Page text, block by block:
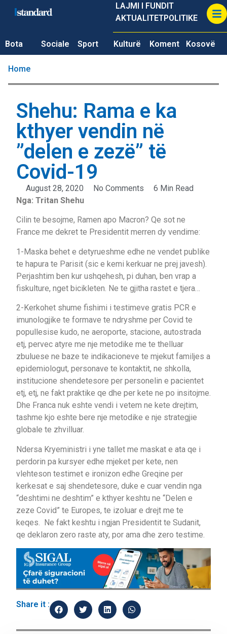
LAJMI I FUNDIT
AKTUALITETPOLITIKE
Bota Sociale Sport Kulturë Koment Kosovë
Home
Shehu: Rama e ka
kthyer vendin në
”delen e zezë” të
Covid-19
August 28, 2020 No Comments
6 Min Read
Nga: Tritan Shehu
Cilin te besojme, Ramen apo Macron? Qe sot ne
France me dekret te Presidentit merren dy vendime:
1-Maska behet e detyrueshme edhe ne vendet publike
te hapura te Parisit (sic e kemi kerkuar ne prej javesh).
Perjashtim ben kur ushqehesh, pi duhan, ben vrap a
fiskulture, nget bicikleten. Ne te gjitha rastet e tjera…
2-Kerkohet shume fishimi i testimeve gratis PCR e
imunologjike te formave te ndryshme per Covid te
popullesise kudo, ne aeroporte, stacione, autostrada
etj, pervec atyre me nje metodike me te thelluar
zbuluese ne baze te indikacioneve te mjekut familjes a
epidemiologut, personave te kontaktit, ne shkolla,
institucione shendetesore per personelin e pacientet
etj, etj, ne fakt praktike qe dhe per kete ne po insitojme.
Dhe Franca nuk eshte vendi i vetem ne kete drejtim,
tashme kjo eshte bere nje metodike e nje strategjie
globale te zhvilluar.
Ndersa Kryeministri i yne tallet me maskat e ata qe i
perdorin pa kursyer edhe mjeket per kete, nen
vlehteson testimet e ironizon edhe Greqine per
kerkesat e saj shendetesore, duke e cuar vendin nga
“deshtimi ne deshtim” e kthyer keshtu ne “Delen e
zeze Covid” te Europes, te izoluar e drejt me te
keqes. Ne fakt keshtu i ngjan Presidentit te Sudanit,
qe deklaron zero raste aty, por ama dhe zero testime.
Share it :